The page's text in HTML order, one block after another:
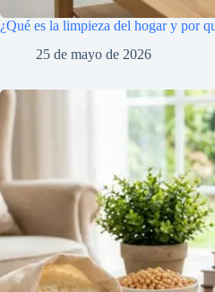
¿Qué es la limpieza del hogar y por
25 de mayo de 2026